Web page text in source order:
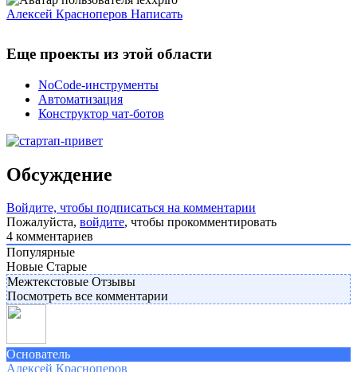
Алексей Красноперов Написать
Еще проекты из этой области
NoCode-инструменты
Автоматизация
Конструктор чат-ботов
Обсуждение
Войдите, чтобы подписаться на комментарии
Пожалуйста, войдите, чтобы прокомментировать
4 комментариев
Популярные
Новые Старые
Межтекстовые Отзывы
Посмотреть все комментарии
Основатель
Алексей Красноперов